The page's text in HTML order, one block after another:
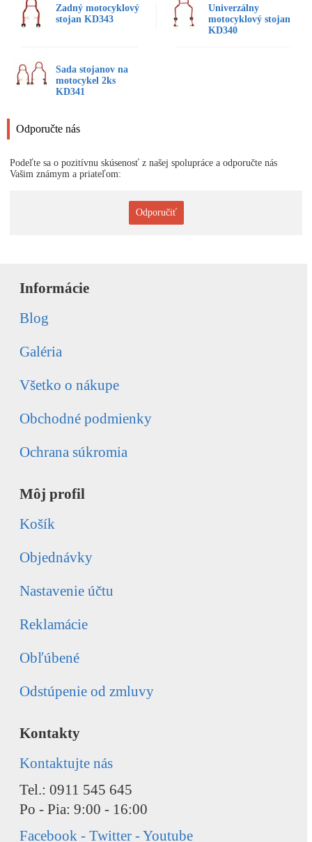
Zadný motocyklový
stojan KD343
Univerzálny
motocyklový stojan
KD340
Sada stojanov na
motocykel 2ks
KD341
Odporučte nás
Podeľte sa o pozitívnu skúsenosť z našej spolupráce a odporučte nás
Vašim známym a priateľom:
Odporučiť
Informácie
Blog
Galéria
Všetko o nákupe
Obchodné podmienky
Ochrana súkromia
Môj profil
Košík
Objednávky
Nastavenie účtu
Reklamácie
Obľúbené
Odstúpenie od zmluvy
Kontakty
Kontaktujte nás
Tel.: 0911 545 645
Po - Pia: 9:00 - 16:00
Facebook - Twitter - Youtube